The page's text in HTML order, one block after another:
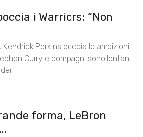
i Warriors: “Non
Kendrick Perkins boccia le ambizioni
Curry e compagni sono lontani
forma, LeBron